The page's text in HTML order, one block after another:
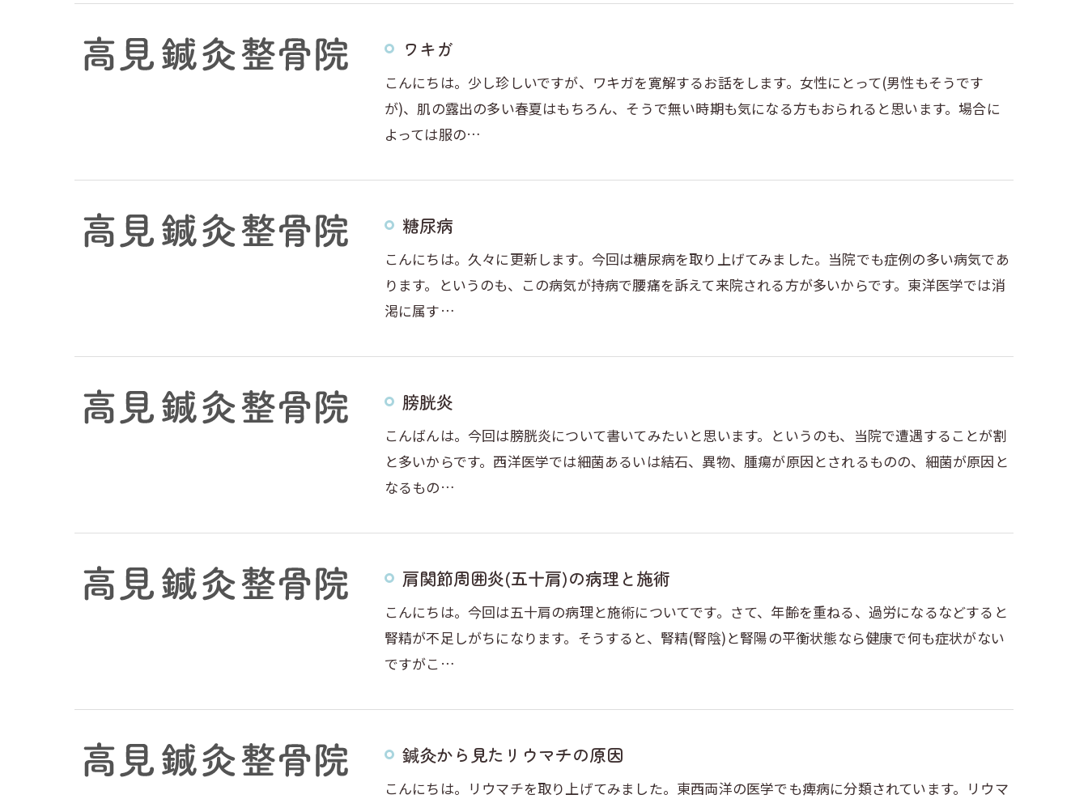
ワキガ
こんにちは。少し珍しいですが、ワキガを寛解するお話をします。女性にとって(男性もそうです
が)、肌の露出の多い春夏はもちろん、そうで無い時期も気になる方もおられると思います。場合に
よっては服の…
糖尿病
こんにちは。久々に更新します。今回は糖尿病を取り上げてみました。当院でも症例の多い病気であ
ります。というのも、この病気が持病で腰痛を訴えて来院される方が多いからです。東洋医学では消
渇に属す…
膀胱炎
こんばんは。今回は膀胱炎について書いてみたいと思います。というのも、当院で遭遇することが割
と多いからです。西洋医学では細菌あるいは結石、異物、腫瘍が原因とされるものの、細菌が原因と
なるもの…
肩関節周囲炎(五十肩)の病理と施術
こんにちは。今回は五十肩の病理と施術についてです。さて、年齢を重ねる、過労になるなどすると
腎精が不足しがちになります。そうすると、腎精(腎陰)と腎陽の平衡状態なら健康で何も症状がない
ですがこ…
鍼灸から見たリウマチの原因
こんにちは。リウマチを取り上げてみました。東西両洋の医学でも痺病に分類されています。リウマ